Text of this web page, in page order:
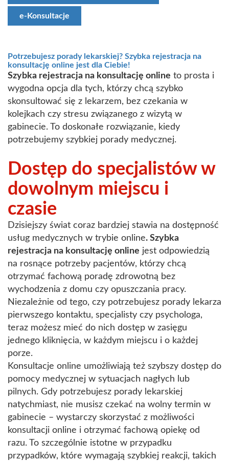
e-Konsultacje
Potrzebujesz porady lekarskiej? Szybka rejestracja na
konsultację online jest dla Ciebie!
Szybka rejestracja na konsultację online to prosta i
wygodna opcja dla tych, którzy chcą szybko
skonsultować się z lekarzem, bez czekania w
kolejkach czy stresu związanego z wizytą w
gabinecie. To doskonałe rozwiązanie, kiedy
potrzebujemy szybkiej porady medycznej.
Dostęp do specjalistów w
dowolnym miejscu i
czasie
Dzisiejszy świat coraz bardziej stawia na dostępność
usług medycznych w trybie online. Szybka
rejestracja na konsultację online jest odpowiedzią
na rosnące potrzeby pacjentów, którzy chcą
otrzymać fachową poradę zdrowotną bez
wychodzenia z domu czy opuszczania pracy.
Niezależnie od tego, czy potrzebujesz porady lekarza
pierwszego kontaktu, specjalisty czy psychologa,
teraz możesz mieć do nich dostęp w zasięgu
jednego kliknięcia, w każdym miejscu i o każdej
porze.
Konsultacje online umożliwiają też szybszy dostęp do
pomocy medycznej w sytuacjach nagłych lub
pilnych. Gdy potrzebujesz porady lekarskiej
natychmiast, nie musisz czekać na wolny termin w
gabinecie – wystarczy skorzystać z możliwości
konsultacji online i otrzymać fachową opiekę od
razu. To szczególnie istotne w przypadku
przypadków, które wymagają szybkiej reakcji, takich